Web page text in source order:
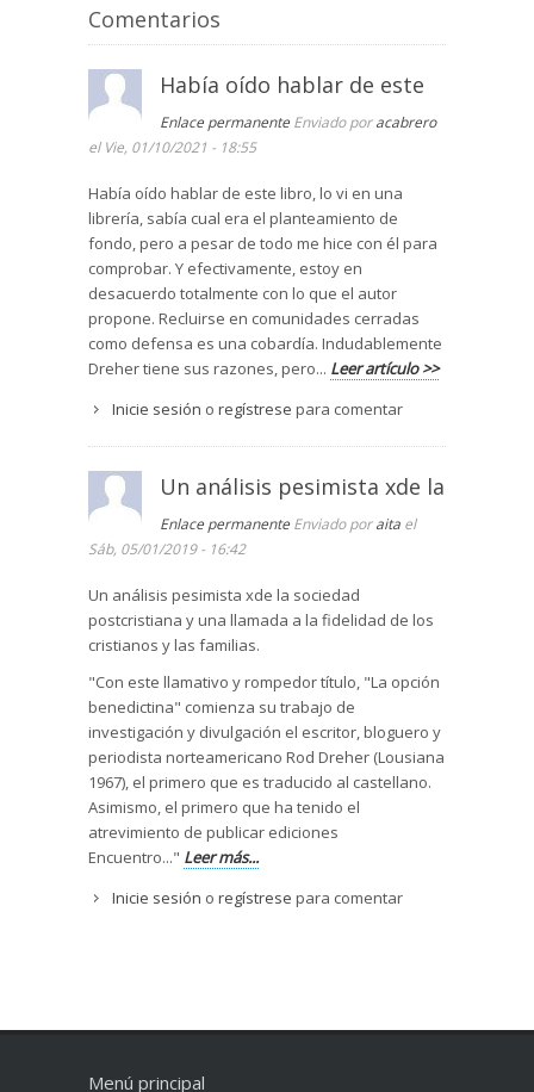
Comentarios
Había oído hablar de este
Enlace permanente Enviado poracabrero
el Vie, 01/10/2021 - 18:55
Había oído hablar de este libro, lo vi en una
librería, sabía cual era el planteamiento de
fondo, pero a pesar de todo me hice con él para
comprobar. Y efectivamente, estoy en
desacuerdo totalmente con lo que el autor
propone. Recluirse en comunidades cerradas
como defensa es una cobardía. Indudablemente
Dreher tiene sus razones, pero... Leer artículo >>
Inicie sesión o regístrese para comentar
Un análisis pesimista xde la
Enlace permanente Enviado poraita el
Sáb, 05/01/2019 - 16:42
Un análisis pesimista xde la sociedad
postcristiana y una llamada a la fidelidad de los
cristianos y las familias.
"Con este llamativo y rompedor título, "La opción
benedictina" comienza su trabajo de
investigación y divulgación el escritor, bloguero y
periodista norteamericano Rod Dreher (Lousiana
1967), el primero que es traducido al castellano.
Asimismo, el primero que ha tenido el
atrevimiento de publicar ediciones
Encuentro..." Leer más...
Inicie sesión o regístrese para comentar
Menú principal